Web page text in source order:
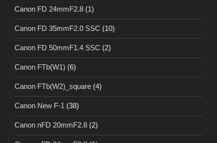
Canon FD 24mmF2.8 (1)
Canon FD 35mmF2.0 SSC (10)
Canon FD 50mmF1.4 SSC (2)
Canon FTb(W1) (6)
Canon FTb(W2)_square (4)
Canon New F-1 (38)
Canon nFD 20mmF2.8 (2)